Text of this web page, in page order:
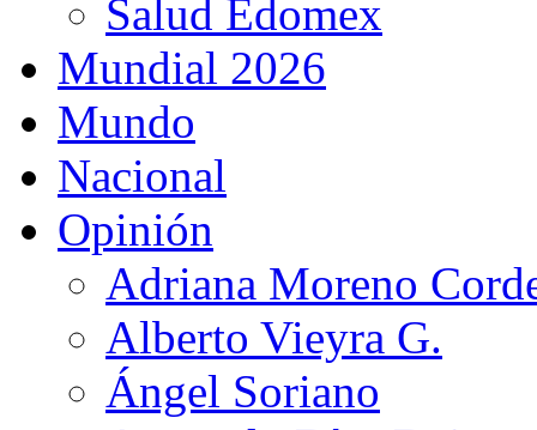
Salud Edomex
Mundial 2026
Mundo
Nacional
Opinión
Adriana Moreno
Alberto Vieyra G.
Ángel Soriano